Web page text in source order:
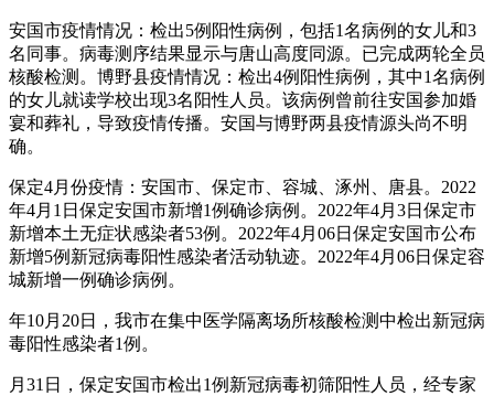
安国市疫情情况：检出5例阳性病例，包括1名病例的女儿和3
名同事。病毒测序结果显示与唐山高度同源。已完成两轮全员
核酸检测。博野县疫情情况：检出4例阳性病例，其中1名病例
的女儿就读学校出现3名阳性人员。该病例曾前往安国参加婚
宴和葬礼，导致疫情传播。安国与博野两县疫情源头尚不明
确。
保定4月份疫情：安国市、保定市、容城、涿州、唐县。2022
年4月1日保定安国市新增1例确诊病例。2022年4月3日保定市
新增本土无症状感染者53例。2022年4月06日保定安国市公布
新增5例新冠病毒阳性感染者活动轨迹。2022年4月06日保定容
城新增一例确诊病例。
年10月20日，我市在集中医学隔离场所核酸检测中检出新冠病
毒阳性感染者1例。
月31日，保定安国市检出1例新冠病毒初筛阳性人员，经专家